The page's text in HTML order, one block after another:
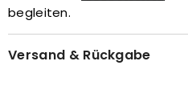
begleiten.
Versand & Rückgabe